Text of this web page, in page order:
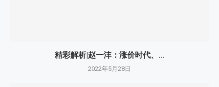
精彩解析|赵一沣：涨价时代、...
2022年5月28日